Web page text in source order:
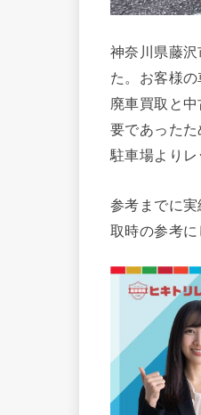
神奈川県藤
た。お客様
廃車買取と
要であったた
駐車場より
参考までに
取時の参考に